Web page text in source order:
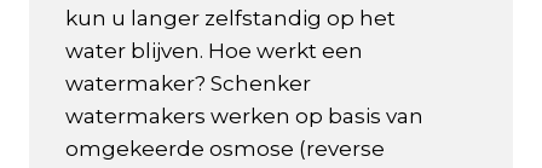
kun u langer zelfstandig op het
water blijven. Hoe werkt een
watermaker? Schenker
watermakers werken op basis van
omgekeerde osmose (reverse